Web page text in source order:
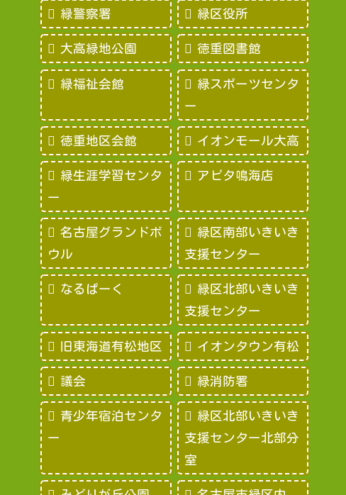
緑警察署 緑区役所
大高緑地公園 徳重図書館
緑福祉会館
緑スポーツセンタ
ー
徳重地区会館 イオンモール大高
緑生涯学習センタ
ー
アピタ鳴海店
名古屋グランドボ
ウル
緑区南部いきいき
支援センター
なるぱーく
緑区北部いきいき
支援センター
旧東海道有松地区 イオンタウン有松
議会 緑消防署
青少年宿泊センタ
ー
緑区北部いきいき
支援センター北部分
室